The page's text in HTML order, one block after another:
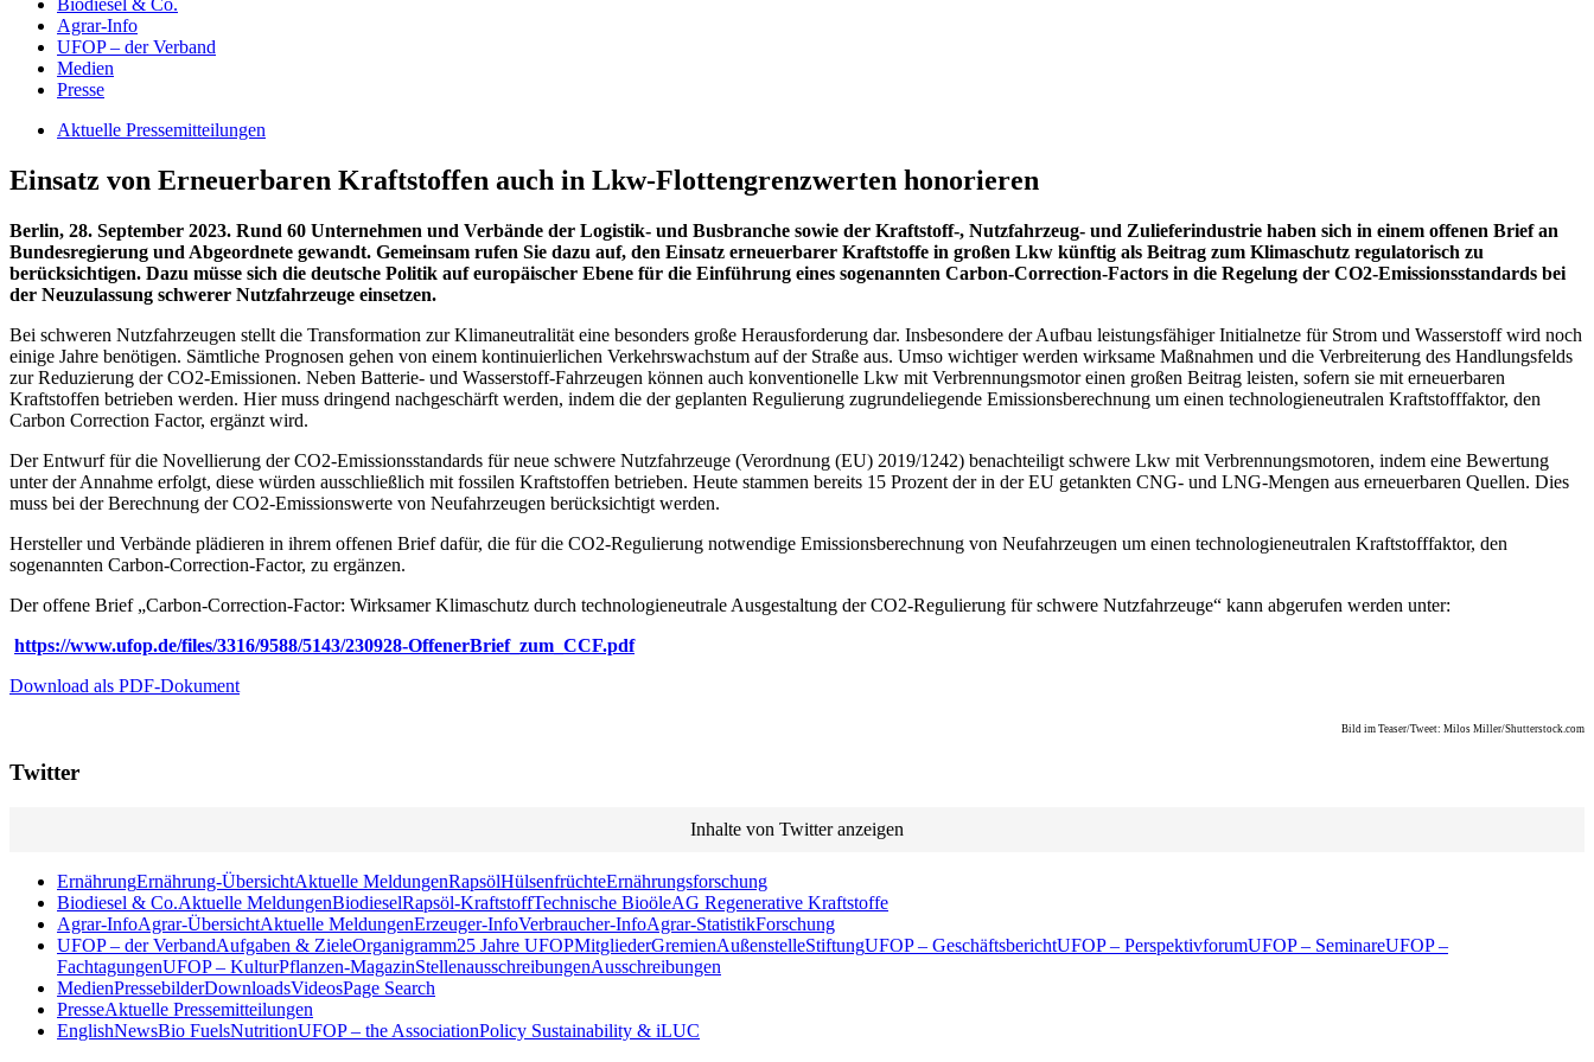
Biodiesel & Co.
Agrar-Info
UFOP – der Verband
Medien
Presse
Aktuelle Pressemitteilungen
Einsatz von Erneuerbaren Kraftstoffen auch in Lkw-Flottengrenzwerten honorieren
Berlin, 28. September 2023. Rund 60 Unternehmen und Verbände der Logistik- und Busbranche sowie der Kraftstoff-, Nutzfahrzeug- und Zulieferindustrie haben sich in einem offenen Brief an
Bundesregierung und Abgeordnete gewandt. Gemeinsam rufen Sie dazu auf, den Einsatz erneuerbarer Kraftstoffe in großen Lkw künftig als Beitrag zum Klimaschutz regulatorisch zu
berücksichtigen. Dazu müsse sich die deutsche Politik auf europäischer Ebene für die Einführung eines sogenannten Carbon-Correction-Factors in die Regelung der CO2-Emissionsstandards bei
der Neuzulassung schwerer Nutzfahrzeuge einsetzen.
Bei schweren Nutzfahrzeugen stellt die Transformation zur Klimaneutralität eine besonders große Herausforderung dar. Insbesondere der Aufbau leistungsfähiger Initialnetze für Strom und Wasserstoff wird noch
einige Jahre benötigen. Sämtliche Prognosen gehen von einem kontinuierlichen Verkehrswachstum auf der Straße aus. Umso wichtiger werden wirksame Maßnahmen und die Verbreiterung des Handlungsfelds
zur Reduzierung der CO2-Emissionen. Neben Batterie- und Wasserstoff-Fahrzeugen können auch konventionelle Lkw mit Verbrennungsmotor einen großen Beitrag leisten, sofern sie mit erneuerbaren
Kraftstoffen betrieben werden. Hier muss dringend nachgeschärft werden, indem die der geplanten Regulierung zugrundeliegende Emissionsberechnung um einen technologieneutralen Kraftstofffaktor, den
Carbon Correction Factor, ergänzt wird.
Der Entwurf für die Novellierung der CO2-Emissionsstandards für neue schwere Nutzfahrzeuge (Verordnung (EU) 2019/1242) benachteiligt schwere Lkw mit Verbrennungsmotoren, indem eine Bewertung
unter der Annahme erfolgt, diese würden ausschließlich mit fossilen Kraftstoffen betrieben. Heute stammen bereits 15 Prozent der in der EU getankten CNG- und LNG-Mengen aus erneuerbaren Quellen. Dies
muss bei der Berechnung der CO2-Emissionswerte von Neufahrzeugen berücksichtigt werden.
Hersteller und Verbände plädieren in ihrem offenen Brief dafür, die für die CO2-Regulierung notwendige Emissionsberechnung von Neufahrzeugen um einen technologieneutralen Kraftstofffaktor, den
sogenannten Carbon-Correction-Factor, zu ergänzen.
Der offene Brief „Carbon-Correction-Factor: Wirksamer Klimaschutz durch technologieneutrale Ausgestaltung der CO2-Regulierung für schwere Nutzfahrzeuge“ kann abgerufen werden unter:
https://www.ufop.de/files/3316/9588/5143/230928-OffenerBrief_zum_CCF.pdf
Download als PDF-Dokument
Bild im Teaser/Tweet: Milos Miller/Shutterstock.com
Twitter
Inhalte von Twitter anzeigen
ErnährungErnährung-ÜbersichtAktuelle MeldungenRapsölHülsenfrüchteErnährungsforschung
Biodiesel & Co.Aktuelle MeldungenBiodieselRapsöl-KraftstoffTechnische BioöleAG Regenerative Kraftstoffe
Agrar-InfoAgrar-ÜbersichtAktuelle MeldungenErzeuger-InfoVerbraucher-InfoAgrar-StatistikForschung
UFOP – der VerbandAufgaben & ZieleOrganigramm25 Jahre UFOPMitgliederGremienAußenstelleStiftungUFOP – GeschäftsberichtUFOP – PerspektivforumUFOP – SeminareUFOP –
FachtagungenUFOP – KulturPflanzen-MagazinStellenausschreibungenAusschreibungen
MedienPressebilderDownloadsVideosPage Search
PresseAktuelle Pressemitteilungen
EnglishNewsBio FuelsNutritionUFOP – the AssociationPolicy Sustainability & iLUC